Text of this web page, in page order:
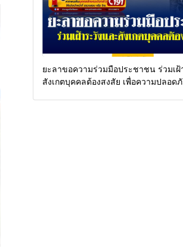
ยะลาขอความร่วมมือประชาชน ร่วมเฝ้
สังเกตบุคคลต้องสงสัย เพื่อความปลอด